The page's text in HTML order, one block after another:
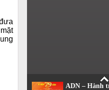
ADN – Hành